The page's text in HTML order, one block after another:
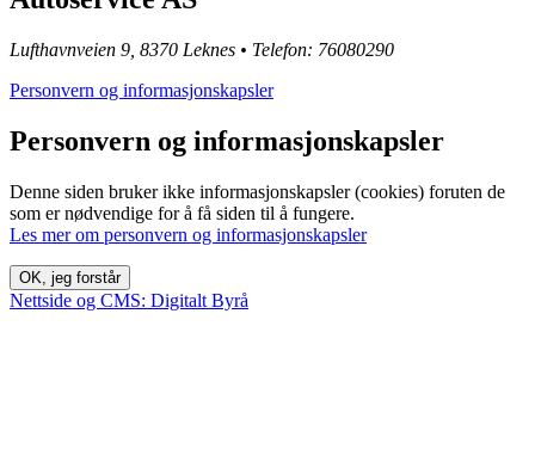
Lufthavnveien 9, 8370 Leknes • Telefon: 76080290
Personvern og informasjonskapsler
Personvern og informasjonskapsler
Denne siden bruker ikke informasjonskapsler (cookies) foruten de
som er nødvendige for å få siden til å fungere.
Les mer om personvern og informasjonskapsler
OK, jeg forstår
Nettside og CMS: Digitalt Byrå